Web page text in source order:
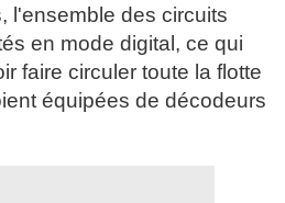
l'ensemble des circuits
en mode digital, ce qui
faire circuler toute la flotte
équipées de décodeurs